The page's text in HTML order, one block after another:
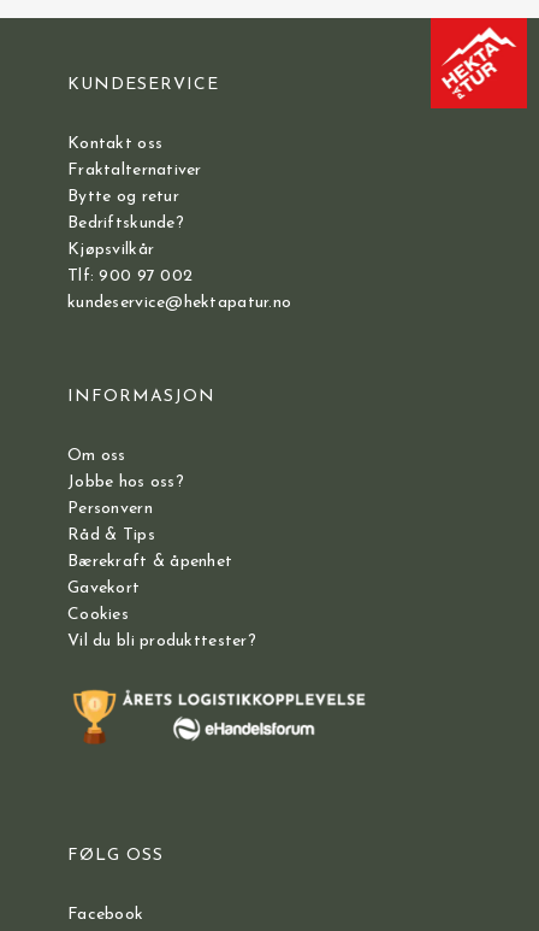
KUNDESERVICE
Kontakt oss
Fraktalternativer
Bytte og retur
Bedriftskunde?
Kjøpsvilkår
Tlf: 900 97 002
kundeservice@hektapatur.no
INFORMASJON
Om oss
Jobbe hos oss?
Personvern
Råd & Tips
Bærekraft & åpenhet
Gavekort
Cookies
Vil du bli produkttester?
FØLG OSS
Facebook